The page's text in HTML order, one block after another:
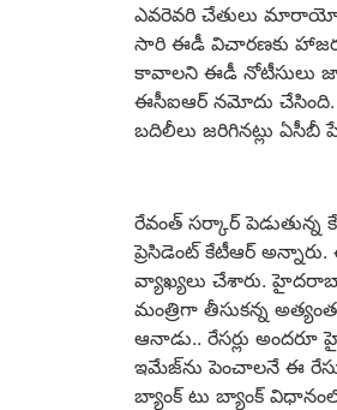
ఎవరెవరి చేతులు
సారి ఈడీ విచారణకు
కావాలని ఈడీ నోటీసులు
ఈసీఐఆర్ నమోదు చేసింది.
బదిలీలు జరిగినట్లు ఏసీబీ
రేవంత్ సర్కార్
ప్రెసిడెంట్ కేటీఆర్
వ్యాఖ్యలు చేశారు.
మంత్రిగా తీసుకన్న
ఆనాడు.. రేసర్లు
ఇమేజ్‌ను పెంచాలనే ఈ రేసు
బ్యాంక్ టు బ్యాంక్